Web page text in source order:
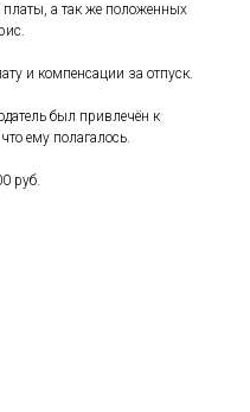
а так же положенных
и компенсации за отпуск.
был привлечён к
ему полагалось.
руб.